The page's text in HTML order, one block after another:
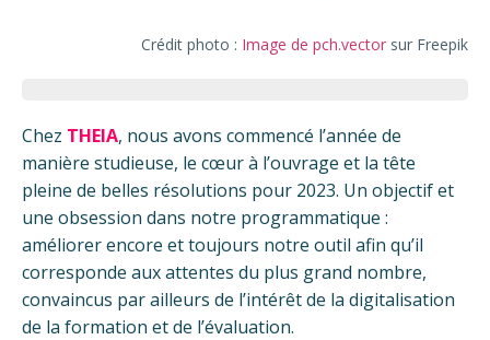
Crédit photo : Image de pch.vector sur Freepik
Chez THEIA, nous avons commencé l’année de
manière studieuse, le cœur à l’ouvrage et la tête
pleine de belles résolutions pour 2023. Un objectif et
une obsession dans notre programmatique :
améliorer encore et toujours notre outil afin qu’il
corresponde aux attentes du plus grand nombre,
convaincus par ailleurs de l’intérêt de la digitalisation
de la formation et de l’évaluation.